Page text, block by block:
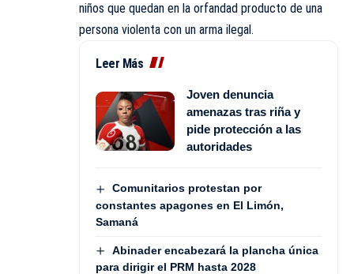
niños que quedan en la orfandad producto de una
persona violenta con un arma ilegal.
Leer Más
Joven denuncia
amenazas tras riña y
pide protección a las
autoridades
Comunitarios protestan por
constantes apagones en El Limón,
Samaná
Abinader encabezará la plancha única
para dirigir el PRM hasta 2028